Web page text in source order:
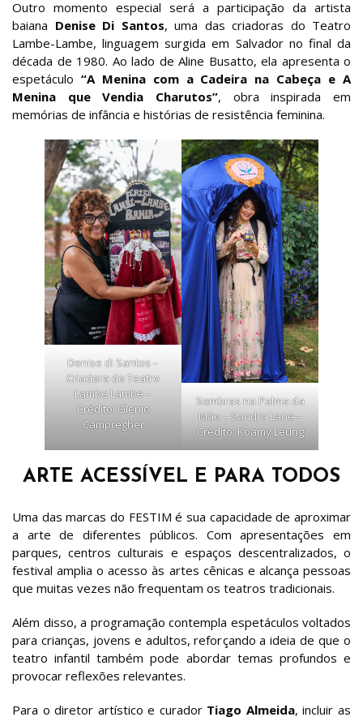
Outro momento especial será a participação da artista
baiana Denise Di Santos, uma das criadoras do Teatro
Lambe-Lambe, linguagem surgida em Salvador no final da
década de 1980. Ao lado de Aline Busatto, ela apresenta o
espetáculo “A Menina com a Cadeira na Cabeça e A
Menina que Vendia Charutos”, obra inspirada em
memórias de infância e histórias de resistência feminina.
Denise di Santos –
Criadora do Teatro
Lambe Lambe –
Crédito: Glenio
Campregher
Sombras na Palma da
Mão – Sandra Lane –
Crédito: Koamy Leung
ARTE ACESSÍVEL E PARA TODOS
Uma das marcas do FESTIM é sua capacidade de aproximar
a arte de diferentes públicos. Com apresentações em
parques, centros culturais e espaços descentralizados, o
festival amplia o acesso às artes cênicas e alcança pessoas
que muitas vezes não frequentam os teatros tradicionais.
Além disso, a programação contempla espetáculos voltados
para crianças, jovens e adultos, reforçando a ideia de que o
teatro infantil também pode abordar temas profundos e
provocar reflexões relevantes.
Para o diretor artístico e curador Tiago Almeida, incluir as